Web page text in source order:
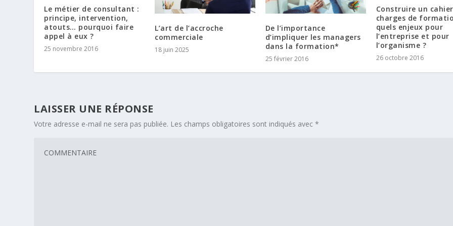
Le métier de consultant :
principe, intervention,
atouts… pourquoi faire
appel à eux ?
25 novembre 2016
L’art de l’accroche
commerciale
18 juin 2025
De l’importance
d’impliquer les managers
dans la formation*
25 février 2016
Construire un
charges de
quels enjeux pour
l’entreprise et pour
l’organisme ?
26 octobre 2016
LAISSER UNE RÉPONSE
Votre adresse e-mail ne sera pas publiée. Les champs obligatoires sont indiqués avec*